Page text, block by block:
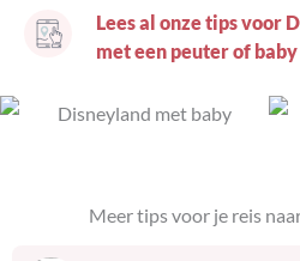
Lees al onze tips voor
met een peuter of baby
Meer tips voor je reis